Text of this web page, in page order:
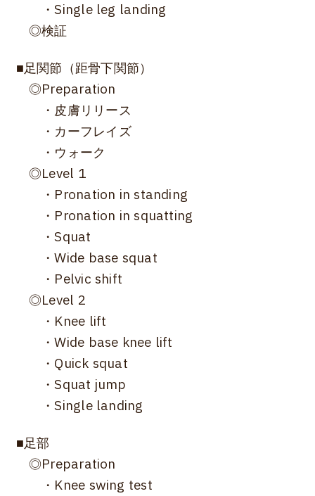
・Single leg landing
◎検証
■足関節（距骨下関節）
◎Preparation
・皮膚リリース
・カーフレイズ
・ウォーク
◎Level 1
・Pronation in standing
・Pronation in squatting
・Squat
・Wide base squat
・Pelvic shift
◎Level 2
・Knee lift
・Wide base knee lift
・Quick squat
・Squat jump
・Single landing
■足部
◎Preparation
・Knee swing test